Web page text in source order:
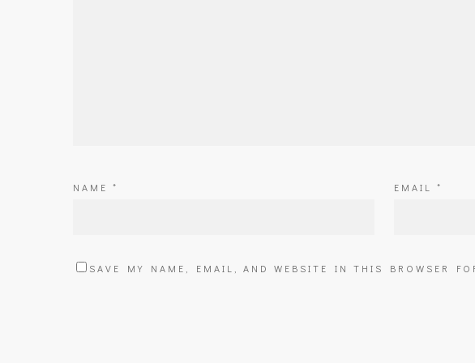
NAME * EMAIL *
SAVE MY NAME, EMAIL, AND WEBSITE IN THIS BROWSER